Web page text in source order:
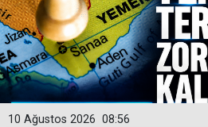
08:56
10 Ağustos 2026